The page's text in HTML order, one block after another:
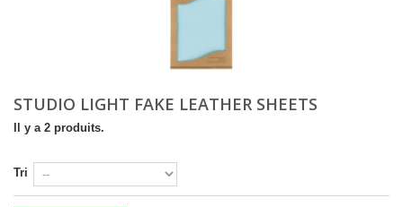
STUDIO LIGHT FAKE LEATHER SHEETS
Il y a 2 produits.
Tri